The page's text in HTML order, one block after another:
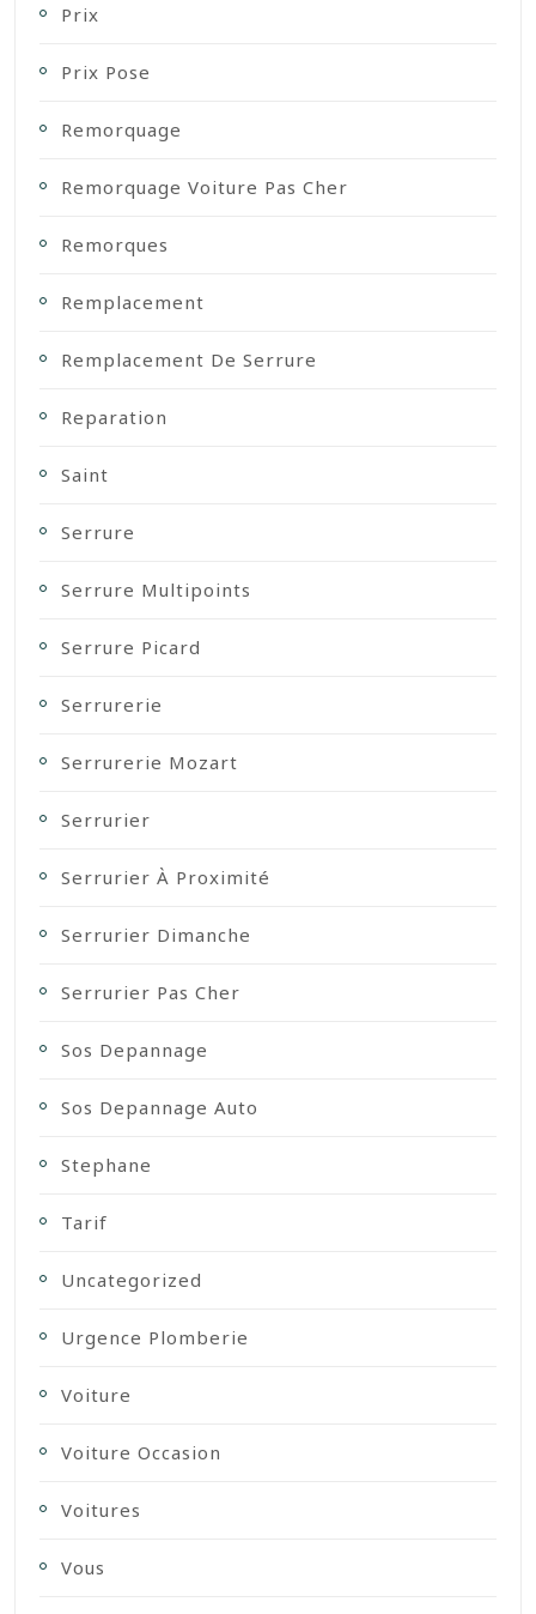
Prix
Prix Pose
Remorquage
Remorquage Voiture Pas Cher
Remorques
Remplacement
Remplacement De Serrure
Reparation
Saint
Serrure
Serrure Multipoints
Serrure Picard
Serrurerie
Serrurerie Mozart
Serrurier
Serrurier À Proximité
Serrurier Dimanche
Serrurier Pas Cher
Sos Depannage
Sos Depannage Auto
Stephane
Tarif
Uncategorized
Urgence Plomberie
Voiture
Voiture Occasion
Voitures
Vous